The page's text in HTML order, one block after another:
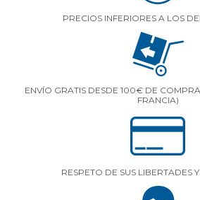
PRECIOS INFERIORES A LOS
ENVÍO GRATIS DESDE 100€ DE
FRANCIA)
RESPETO DE SUS LIBERTADES